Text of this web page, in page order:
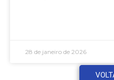
28 de janeiro de 2026